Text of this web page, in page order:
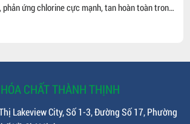
ứng chlorine cực mạnh, tan hoàn toàn trong
kí sinh trùng, mầm bệnh, xử lý nguồn nước "
CHẤT THÀNH THỊNH
Lakeview City, Số 1-3, Đường Số 17, Phường